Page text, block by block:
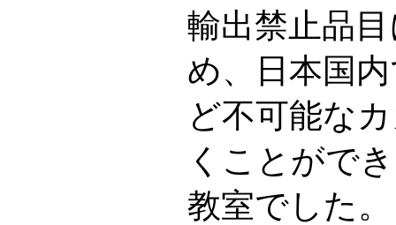
輸出禁止品
め、日本国
ど不可能な
くことがで
教室でした。